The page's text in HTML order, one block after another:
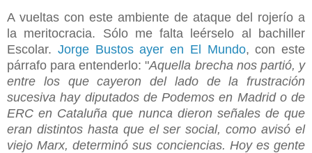
A vueltas con este ambiente de ataque del rojerío a
la meritocracia. Sólo me falta leérselo al bachiller
Escolar. Jorge Bustos ayer en El Mundo, con este
párrafo para entenderlo: "Aquella brecha nos partió, y
entre los que cayeron del lado de la frustración
sucesiva hay diputados de Podemos en Madrid o de
ERC en Cataluña que nunca dieron señales de que
eran distintos hasta que el ser social, como avisó el
viejo Marx, determinó sus conciencias. Hoy es gente